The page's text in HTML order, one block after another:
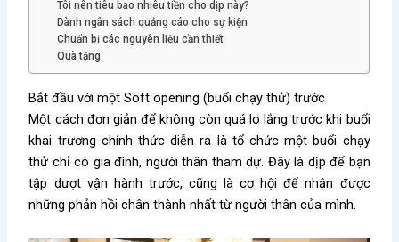
Tôi nên tiêu bao nhiêu tiền cho dịp này?
Dành ngân sách quảng cáo cho sự kiện
Chuẩn bị các nguyên liệu cần thiết
Quà tặng
Bắt đầu với một Soft opening (buổi chạy thử) trước
Một cách đơn giản để không còn quá lo lắng trước khi buổi
khai trương chính thức diễn ra là tổ chức một buổi chạy
thử chỉ có gia đình, người thân tham dự. Đây là dịp để bạn
tập dượt vận hành trước, cũng là cơ hội để nhận được
những phản hồi chân thành nhất từ người thân của mình.